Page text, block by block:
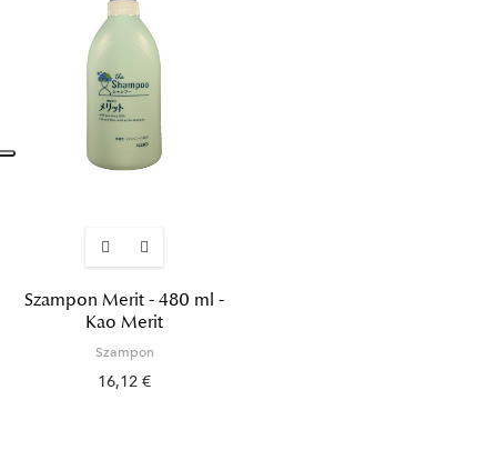
Szampon Merit - 480 ml -
Kao Merit
Szampon
16,12 €